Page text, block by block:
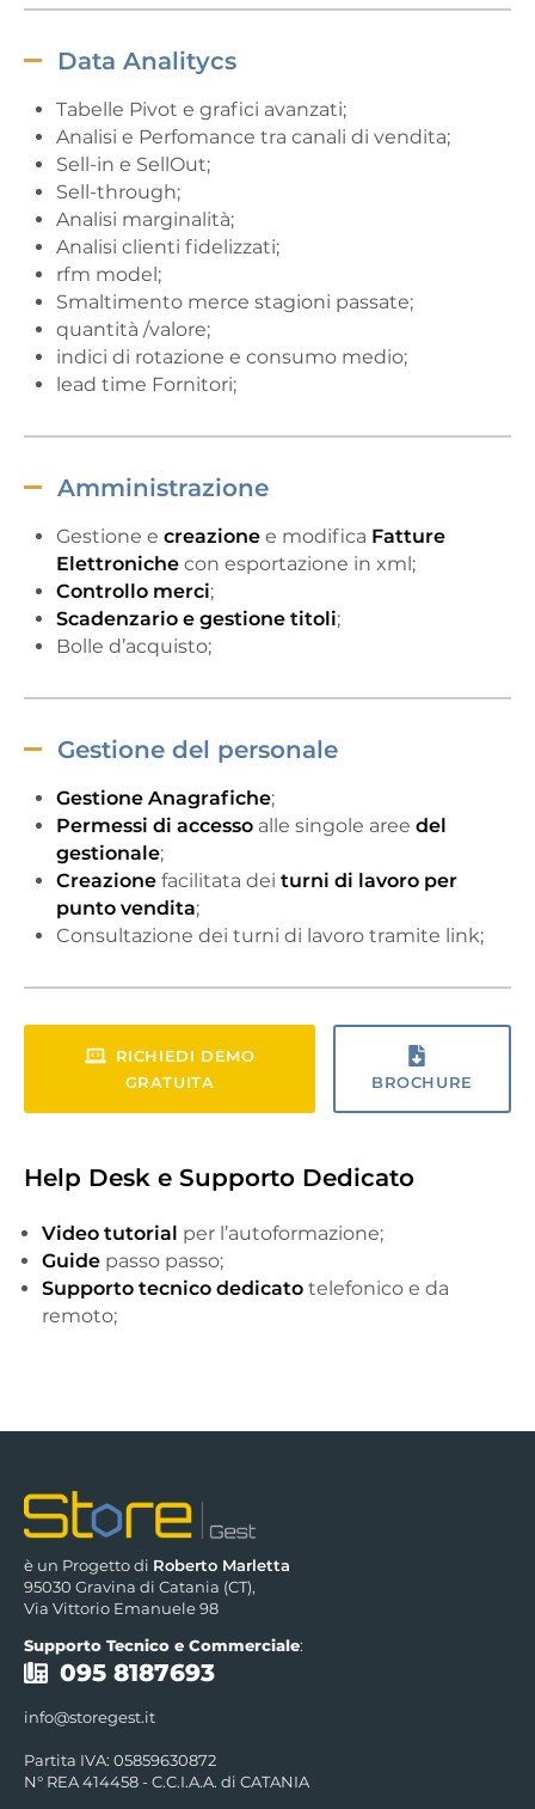
Data Analitycs
Tabelle Pivot e grafici avanzati;
Analisi e Perfomance tra canali di vendita;
Sell-in e SellOut;
Sell-through;
Analisi marginalità;
Analisi clienti fidelizzati;
rfm model;
Smaltimento merce stagioni passate;
quantità /valore;
indici di rotazione e consumo medio;
lead time Fornitori;
Amministrazione
Gestione e creazione e modifica Fatture
Elettroniche con esportazione in xml;
Controllo merci;
Scadenzario e gestione titoli;
Bolle d’acquisto;
Gestione del personale
Gestione Anagrafiche;
Permessi di accesso alle singole aree del
gestionale;
Creazione facilitata dei turni di lavoro per
punto vendita;
Consultazione dei turni di lavoro tramite link;
RICHIEDI DEMO
GRATUITA
BROCHURE
Help Desk e Supporto Dedicato
Video tutorial per l’autoformazione;
Guide passo passo;
Supporto tecnico dedicato telefonico e da
remoto;
è un Progetto di Roberto Marletta
95030 Gravina di Catania (CT),
Via Vittorio Emanuele 98
Supporto Tecnico e Commerciale:
095 8187693
info@storegest.it
Partita IVA: 05859630872
N° REA 414458 - C.C.I.A.A. di CATANIA